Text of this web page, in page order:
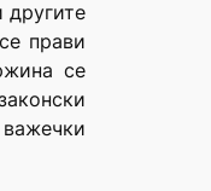
другите
прави
се